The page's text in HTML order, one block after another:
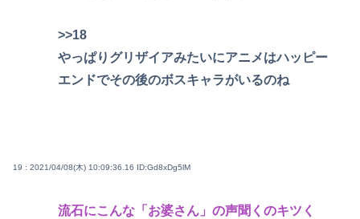
>>18
やっぱりグリザイアみたいにアニメはハッピー
エンドでその後のボスキャラがいるのね
19 : 2021/04/08(木) 10:09:36.16 ID:Gd8xDg5lM
流石にこんな「お婆さん」の声聞くのキツく